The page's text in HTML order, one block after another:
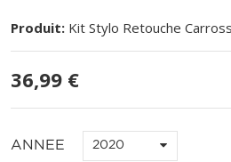
Produit: Kit Stylo Retouche
36,99 €
ANNEE 2020